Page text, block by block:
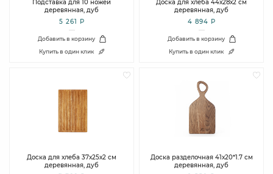
Подставка для 10 ножей
деревянная, дуб
5 261 Р
Добавить в корзину
Купить в один клик
Доска для хлеба 44х28х2 см
деревянная, дуб
4 894 Р
Добавить в корзину
Купить в один клик
Доска для хлеба 37х25х2 см
деревянная, дуб
Доска разделочная 41х20*1.7 см
деревянная, дуб